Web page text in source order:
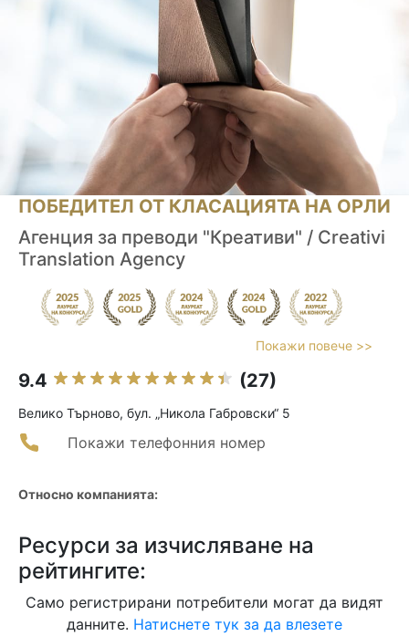
ПОБЕДИТЕЛ ОТ КЛАСАЦИЯТА НА ОРЛИ
Агенция за преводи "Креативи" / Creativi
Translation Agency
Покажи повече >>
9.4 (27)
Велико Търново, бул. „Никола Габровски“ 5
Покажи телефонния номер
Относно компанията:
Ресурси за изчисляване на
рейтингите:
Само регистрирани потребители могат да видят
данните. Натиснете тук за да влезете